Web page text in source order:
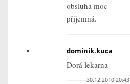
obsluha moc
příjemná.
dominik.kuca
Dorá lekarna
30.12.2010 20:43